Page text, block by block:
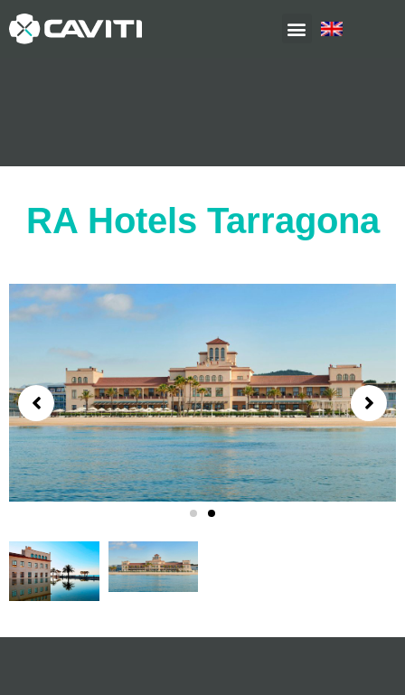
RA Hotels Tarragona